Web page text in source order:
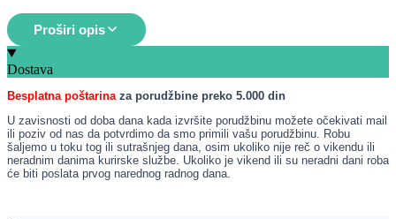
crnog čaja, uključujući Assam, Ceylon i Kenyan čajeve, što
doprinosi njegovoj snažnoj i punoj aromi.
Namena
Podstiče probavu
Jača imunitet
Prikladan za konzumaciju uz doručak ili užinu
Može se koristiti kao osvežavajući napitak tokom dana
Proširi opis
Dostava
Besplatna poštarina za porudžbine preko 5.000 din
U zavisnosti od doba dana kada izvršite porudžbinu možete očekivati mail
ili poziv od nas da potvrdimo da smo primili vašu porudžbinu. Robu
šaljemo u toku tog ili sutrašnjeg dana, osim ukoliko nije reč o vikendu ili
neradnim danima kurirske službe. Ukoliko je vikend ili su neradni dani roba
će biti poslata prvog narednog radnog dana.